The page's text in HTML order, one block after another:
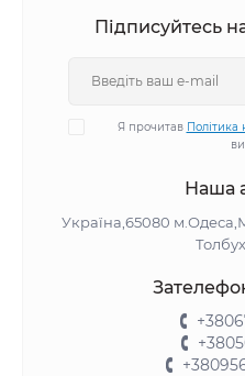
Підписуйтесь
Я прочитав Політика
Наша
Україна,65080